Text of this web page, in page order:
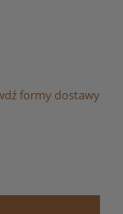
formy dostawy